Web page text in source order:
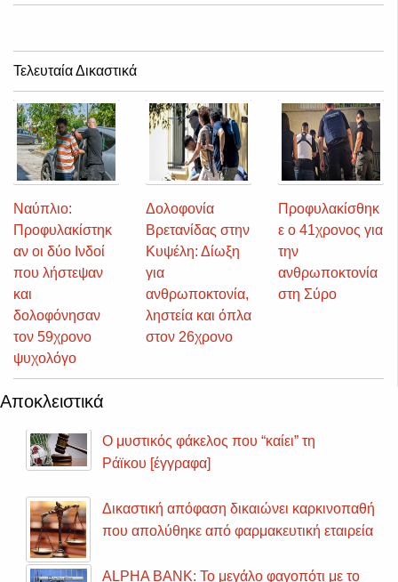
Τελευταία Δικαστικά
Ναύπλιο:
Προφυλακίστηκ
αν οι δύο Ινδοί
που λήστεψαν
και
δολοφόνησαν
τον 59χρονο
ψυχολόγο
Δολοφονία
Βρετανίδας στην
Κυψέλη: Δίωξη
για
ανθρωποκτονία,
ληστεία και όπλα
στον 26χρονο
Προφυλακίσθηκ
ε ο 41χρονος για
την
ανθρωποκτονία
στη Σύρο
Αποκλειστικά
Ο μυστικός φάκελος που “καίει” τη
Ράϊκου [έγγραφα]
Δικαστική απόφαση δικαιώνει καρκινοπαθή
που απολύθηκε από φαρμακευτική εταιρεία
ALPHA BANK: Το μεγάλο φαγοπότι με το